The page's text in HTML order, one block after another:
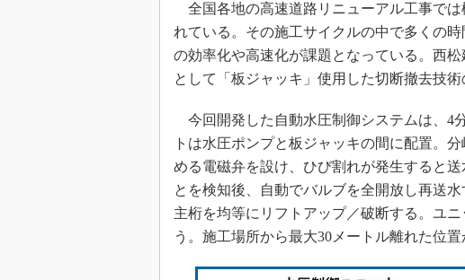
全国各地の高速道路リニューアル工事で
れている。その施工サイクルの中で多くの
の効率化や高速化が課題となっている。西
として「板ジャッキ」使用した切断撤去技術
今回開発した自動水圧制御システムは、4
トは水圧ポンプと板ジャッキの間に配置。
める電磁弁を設け、ひび割れが発生すると
とを検知後、自動でバルブを全開放し再送
主桁を均等にリフトアップ／破断する。ユ
う。施工場所から最大30メートル離れた位置